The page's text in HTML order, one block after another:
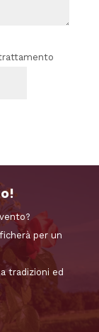
per un
tradizioni ed